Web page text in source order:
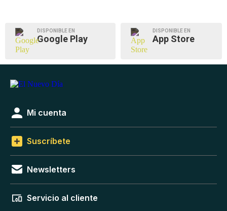
DISPONIBLE EN
Google Play
DISPONIBLE EN
App Store
Mi cuenta
Suscríbete
Newsletters
Servicio al cliente